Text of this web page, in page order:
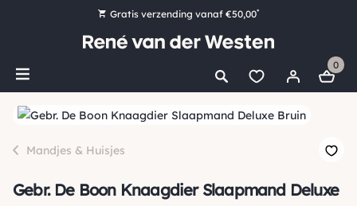
Gratis verzending vanaf €50,00*
Bestel nu, betaal later met Klarna
Ruim 16.000 artikelen op voorraad
0
Mandjes & Huisjes
Gebr. De Boon Knaagdier Slaapmand Deluxe